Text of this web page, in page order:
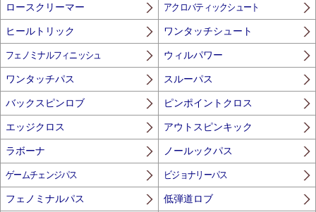
ロースクリーマー アクロバティックシュート
ヒールトリック ワンタッチシュート
フェノミナルフィニッシュ ウィルパワー
ワンタッチパス スルーパス
バックスピンロブ ピンポイントクロス
エッジクロス アウトスピンキック
ラボーナ ノールックパス
ゲームチェンジパス ビジョナリーパス
フェノミナルパス 低弾道ロブ